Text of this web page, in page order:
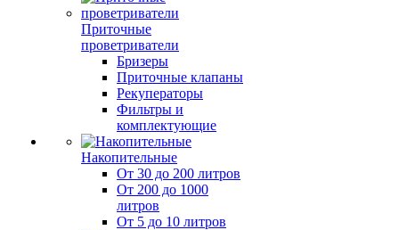
Приточные
проветриватели
Бризеры
Приточные клапаны
Рекуператоры
Фильтры и
комплектующие
Накопительные
От 30 до 200 литров
От 200 до 1000
литров
От 5 до 10 литров